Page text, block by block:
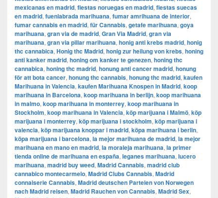
mexicanas en madrid, fiestas noruegas en madrid, fiestas suecas
en madrid, fuenlabrada marihuana, fumar amrihuana de interior,
fumar cannabis en madrid, für Cannabis, getafe marihuana, goya
marihuana, gran via de madrid, ​​Gran Via Madrid, gran via
marihuana, gran via pillar marihuana, honig anti krebs madrid, honig
thc cannabica, Honig thc Madrid, honig zur heilung von krebs, honing
anti kanker madrid, honing om kanker te genezen, honing thc
cannabica, honing thc madrid, honung anti cancer madrid, honung
för att bota cancer, honung thc cannabis, honung thc madrid, kaufen
Marihuana in Valencia, kaufen Marihuana Knospen in Madrid, koop
marihuana in Barcelona, koop marihuana in berlijn, koop marihuana
in malmo, koop marihuana in monterrey, koop marihuana in
Stockholm, ​​koop marihuana in Valencia, köp marijuana i Malmö, köp
marijuana i monterrey, köp marijuana i stockholm, ​​köp marijuana i
valencia, köp marijuana knoppar i madrid, köpa marihuana i berlin,
köpa marijuana i barcelona, la mejor marihuana de madrid, la mejor
marihuana en mano en madrid, la moraleja marihuana, la primer
tienda online de marihuana en españa, leganes marihuana, lucero
marihuana, madrid buy weed, Madrid Cannabis, madrid club
cannabico montecarmelo, Madrid Clubs Cannabis, Madrid
connaiserie Cannabis, Madrid deutschen Parteien von Norwegen
nach Madrid reisen, Madrid Rauchen von Cannabis, Madrid Sex,